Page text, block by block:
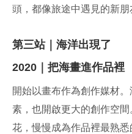
頭，都像旅途中遇見的新朋
第三站｜海洋出現了
2020｜把海畫進作品裡
開始以畫布作為創作媒材
素，也開啟更大的創作空
花，慢慢成為作品裡最熟悉